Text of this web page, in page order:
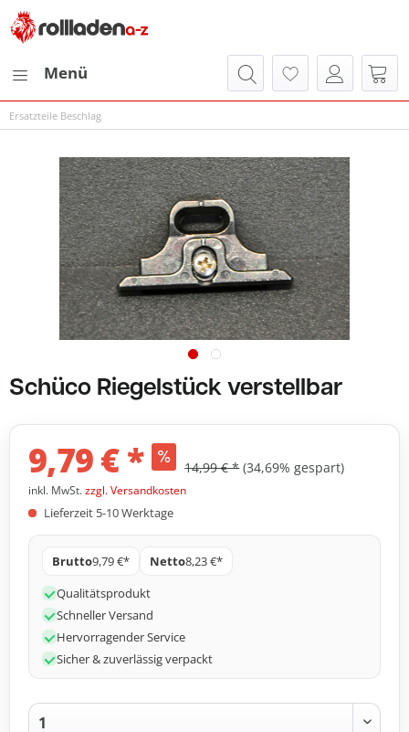
Menü
Ersatzteile Beschlag
Schüco Riegelstück verstellbar
9,79 € * 14,99 € * (34,69% gespart)
inkl. MwSt.zzgl. Versandkosten
Lieferzeit 5-10 Werktage
Brutto9,79 €* Netto8,23 €*
Qualitätsprodukt
Schneller Versand
Hervorragender Service
Sicher & zuverlässig verpackt